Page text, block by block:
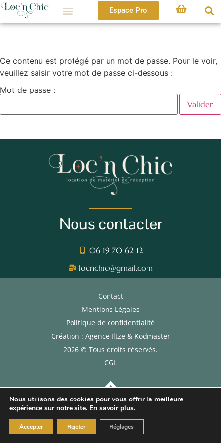
Espace Pro
Ce contenu est protégé par un mot de passe. Pour le voir,
veuillez saisir votre mot de passe ci-dessous :
Mot de passe :
Nous contacter
06 19 70 62 12
locnchic@gmail.com
Contact
Mentions Légales
Politique de confidentialité
Création : Agence Iltze & Kodmaster
2026 © Tous droits réservés.
CGL
Nous utilisons des cookies pour vous offrir la meilleure
expérience sur notre site. En savoir plus.
Accepter Rejeter Réglages